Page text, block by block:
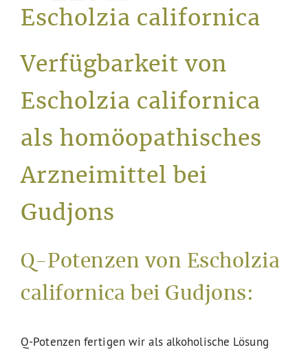
Escholzia californica
Verfügbarkeit von
Escholzia californica
als homöopathisches
Arzneimittel bei
Gudjons
Q-Potenzen von Escholzia
californica bei Gudjons:
Q-Potenzen fertigen wir als alkoholische Lösung